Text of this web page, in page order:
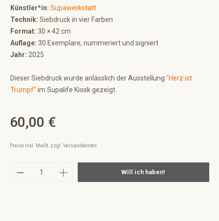
Künstler*in: Supawerkstatt
Technik: Siebdruck in vier Farben
Format: 30 × 42 cm
Auflage: 30 Exemplare, nummeriert und signiert
Jahr: 2025
Dieser Siebdruck wurde anlässlich der Ausstellung "Herz ist
Trumpf" im Supalife Kiosk gezeigt.
Regulärer Preis:
60,00 €
Preise inkl. MwSt. zzgl. Versandkosten
Produkt Anzahl: Gib den gewünschten
Will ich haben!